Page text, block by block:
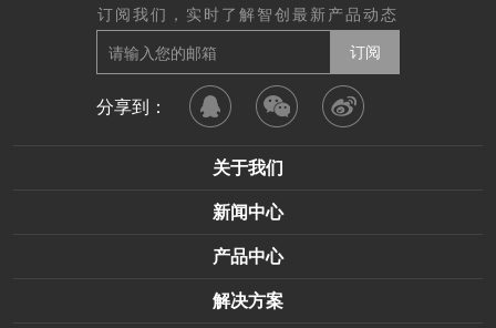
订阅我们，实时了解智创最新产品动态
分享到：
关于我们
新闻中心
产品中心
解决方案